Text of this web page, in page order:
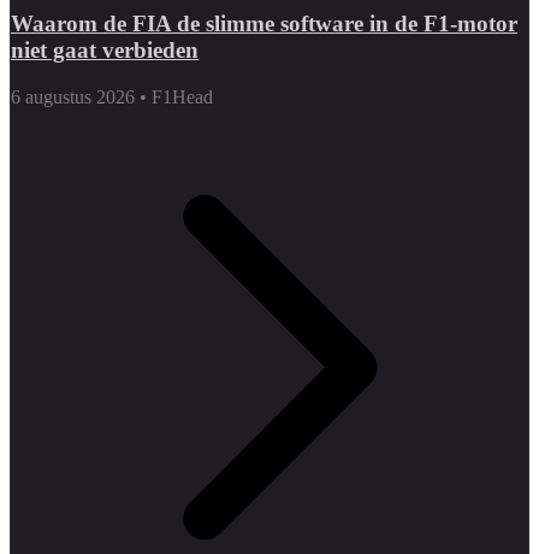
Waarom de FIA de slimme software in de F1-motor
niet gaat verbieden
6 augustus 2026 • F1Head